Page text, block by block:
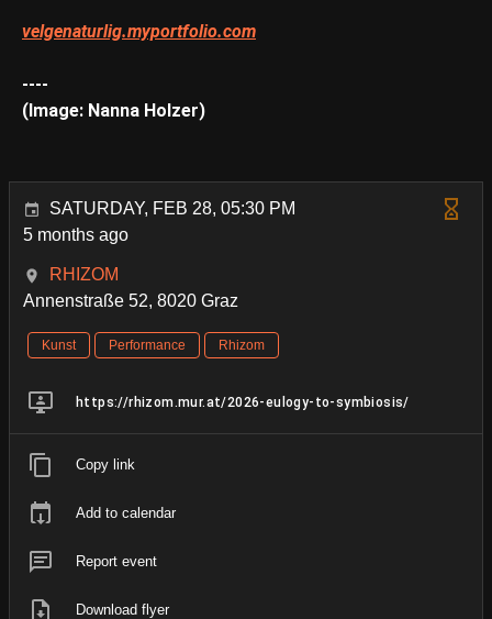
velgenaturlig.myportfolio.com
----
(Image: Nanna Holzer)
SATURDAY, FEB 28, 05:30 PM
5 months ago
RHIZOM
Annenstraße 52, 8020 Graz
Kunst Performance Rhizom
https://rhizom.mur.at/2026-eulogy-to-symbiosis/
Copy link
Add to calendar
Report event
Download flyer